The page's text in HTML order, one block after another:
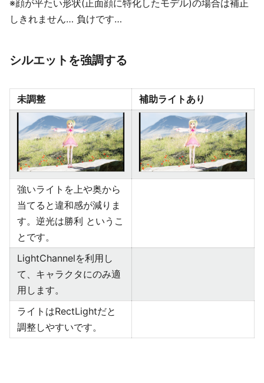
※顔が平たい形状(正面顔に特化したモデル)の場合は補正
しきれません… 負けです…
シルエットを強調する
未調整 補助ライトあり
強いライトを上や奥から
当てると違和感が減りま
す。逆光は勝利 というこ
とです。
LightChannelを利用し
て、キャラクタにのみ適
用します。
ライトはRectLightだと
調整しやすいです。